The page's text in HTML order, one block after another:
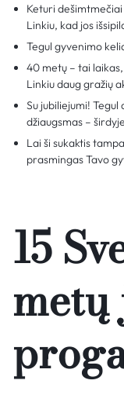
Keturi
Linkiu, kad jos
Tegul gyvenimo
40 metų – tai
Linkiu daug gražių
Su jubiliejumi!
džiaugsmas –
Lai ši sukaktis
prasmingas Tavo
15